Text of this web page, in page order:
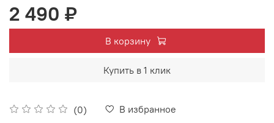
(0) В избранное
2 490 ₽
В корзину
Купить в 1 клик